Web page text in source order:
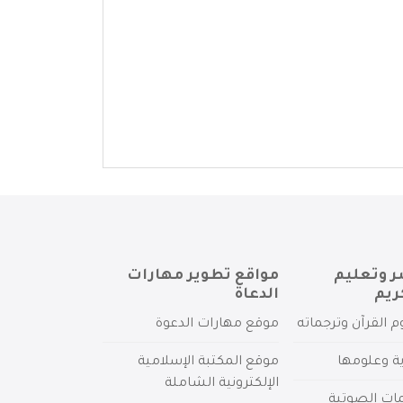
وتعليم
القرآن وترجماته
وعلومها
مواقع تطوير مهارات
الدعاة
موقع مهارات الدعوة
موقع المكتبة الإسلامية
الإلكترونية الشاملة